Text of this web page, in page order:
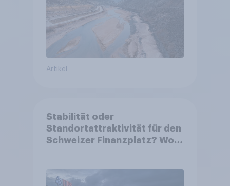
Artikel
Stabilität oder
Standortattraktivität für den
Schweizer Finanzplatz? Wo
von Grossbanken steht